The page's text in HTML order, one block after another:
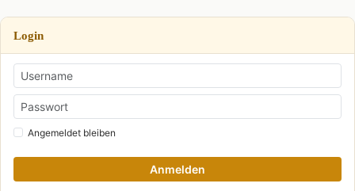
Login
Angemeldet bleiben
Anmelden